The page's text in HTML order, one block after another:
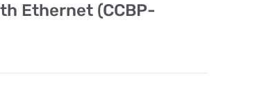
Ethernet (CCBP-